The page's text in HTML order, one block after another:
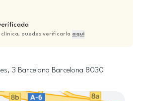
puedes verificarla aquí
3 Barcelona Barcelona 8030